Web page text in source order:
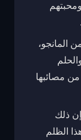
المانجو،
مصائبها
ذلك
الظلم